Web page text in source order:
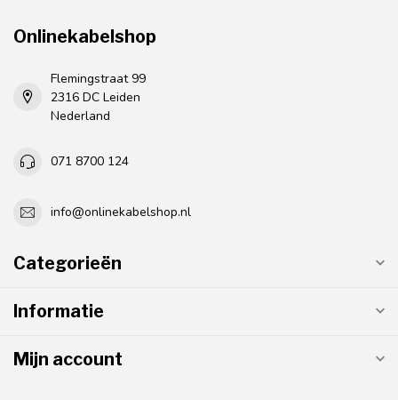
Onlinekabelshop
Flemingstraat 99
2316 DC Leiden
Nederland
071 8700 124
info@onlinekabelshop.nl
Categorieën
Informatie
Mijn account